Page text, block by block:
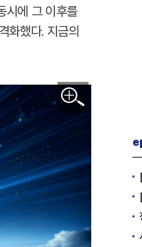
시에 그 이후를
화했다. 지금의
이미지 확대보기